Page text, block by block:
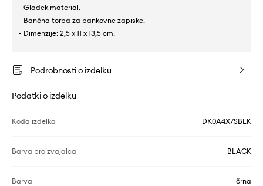
- Gladek material.
- Bančna torba za bankovne zapiske.
- Dimenzije: 2,5 x 11 x 13,5 cm.
Podrobnosti o izdelku
Podatki o izdelku
Koda izdelka DK0A4X7SBLK
Barva proizvajalca BLACK
Barva črna